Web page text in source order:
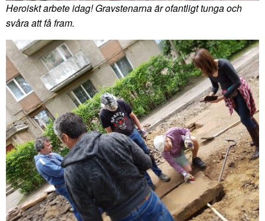
Heroiskt arbete idag! Gravstenarna är ofantligt tunga och
svåra att få fram.